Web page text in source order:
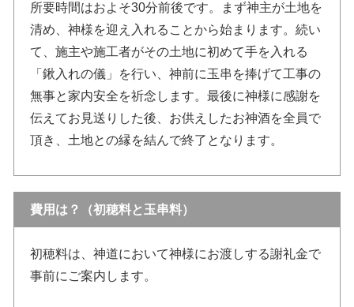
所要時間はおよそ30分前後です。まず神主が土地を
清め、神様を迎え入れることから始まります。続い
て、施主や施工者がその土地に初めて手を入れる
「鍬入れの儀」を行い、神前に玉串を捧げて工事の
無事と家内安全を祈念します。最後に神様に感謝を
伝えてお見送りした後、お供えしたお神酒を全員で
頂き、土地との縁を結んで終了となります。
費用は？（初穂料と玉串料）
初穂料は、神道において神様にお渡しする謝礼金で
事前にご案内します。